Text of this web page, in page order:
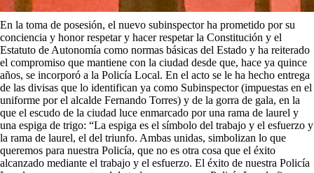
En la toma de posesión, el nuevo subinspector ha prometido por su
conciencia y honor respetar y hacer respetar la Constitución y el
Estatuto de Autonomía como normas básicas del Estado y ha reiterado
el compromiso que mantiene con la ciudad desde que, hace ya quince
años, se incorporó a la Policía Local. En el acto se le ha hecho entrega
de las divisas que lo identifican ya como Subinspector (impuestas en el
uniforme por el alcalde Fernando Torres) y de la gorra de gala, en la
que el escudo de la ciudad luce enmarcado por una rama de laurel y
una espiga de trigo: “La espiga es el símbolo del trabajo y el esfuerzo y
la rama de laurel, el del triunfo. Ambas unidas, simbolizan lo que
queremos para nuestra Policía, que no es otra cosa que el éxito
alcanzado mediante el trabajo y el esfuerzo. El éxito de nuestra Policía